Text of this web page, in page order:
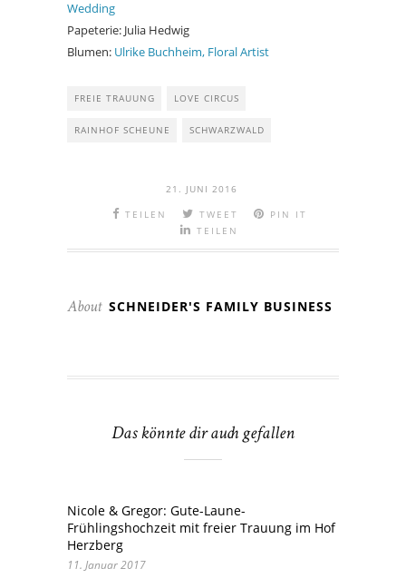
Wedding
Papeterie: Julia Hedwig
Blumen: Ulrike Buchheim, Floral Artist
FREIE TRAUUNG LOVE CIRCUS
RAINHOF SCHEUNE SCHWARZWALD
21. JUNI 2016
TEILEN
TWEET
PIN IT
TEILEN
About SCHNEIDER'S FAMILY BUSINESS
Das könnte dir auch gefallen
Nicole & Gregor: Gute-Laune-
Frühlingshochzeit mit freier Trauung im Hof
Herzberg
11. Januar 2017